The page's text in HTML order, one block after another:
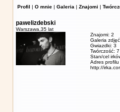
Profil | O mnie | Galeria | Znajomi |
pawelizdebski
Warszawa, 35 lat
Znajomi: 2
Galeria
Gwiazdki: 3
Twórczość: 7
Stan/cel
Adres profilu
http://